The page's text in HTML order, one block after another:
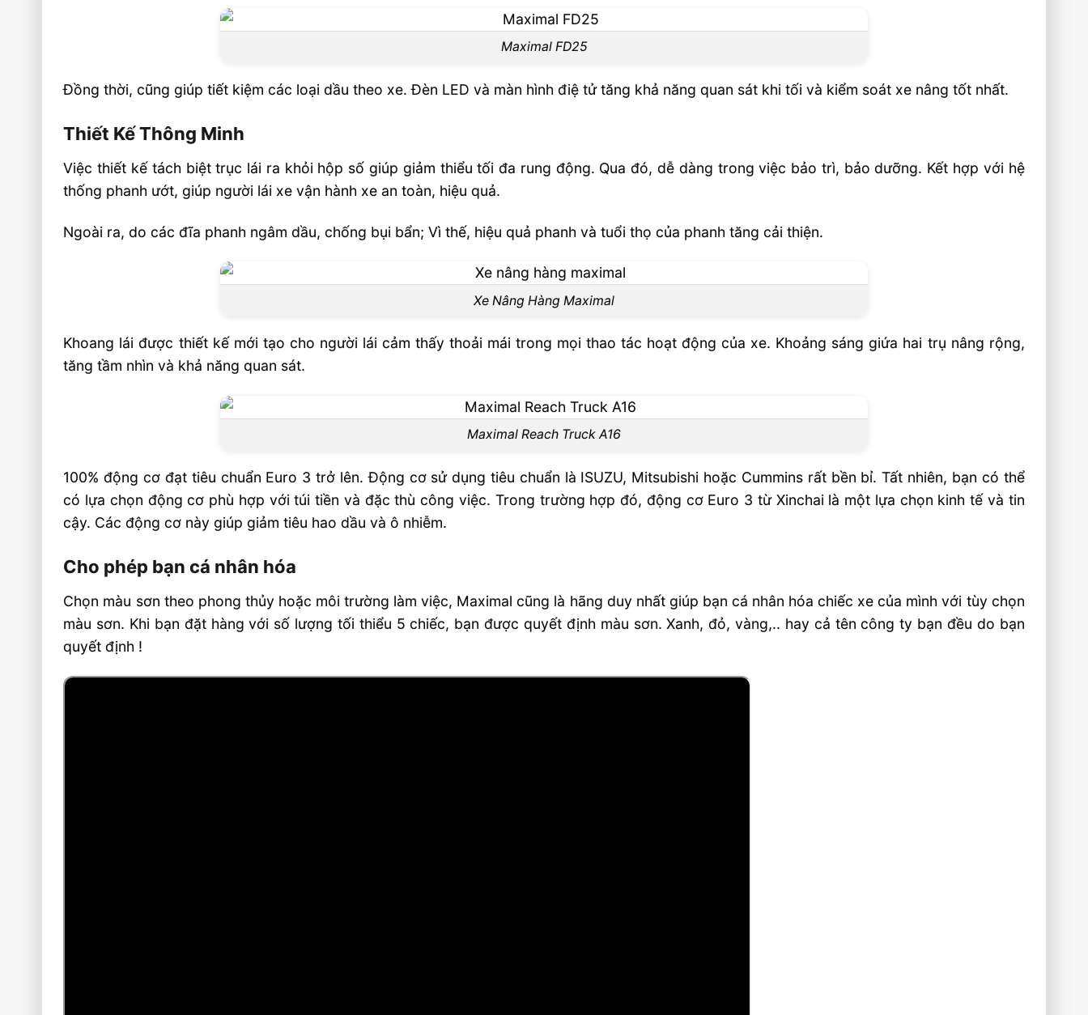
Maximal FD25
Đồng thời, cũng giúp tiết kiệm các loại dầu theo xe. Đèn LED và màn hình điệ tử tăng khả năng quan sát khi tối và kiểm soát xe nâng tốt nhất.
Thiết Kế Thông Minh
Việc thiết kế tách biệt trục lái ra khỏi hộp số giúp giảm thiểu tối đa rung động. Qua đó, dễ dàng trong việc bảo trì, bảo dưỡng. Kết hợp với hệ
thống phanh ướt, giúp người lái xe vận hành xe an toàn, hiệu quả.
Ngoài ra, do các đĩa phanh ngâm dầu, chống bụi bẩn; Vì thế, hiệu quả phanh và tuổi thọ của phanh tăng cải thiện.
Xe Nâng Hàng Maximal
Khoang lái được thiết kế mới tạo cho người lái cảm thấy thoải mái trong mọi thao tác hoạt động của xe. Khoảng sáng giứa hai trụ nâng rộng,
tăng tầm nhìn và khả năng quan sát.
Maximal Reach Truck A16
100% động cơ đạt tiêu chuẩn Euro 3 trở lên. Động cơ sử dụng tiêu chuẩn là ISUZU, Mitsubishi hoặc Cummins rất bền bỉ. Tất nhiên, bạn có thể
có lựa chọn động cơ phù hợp với túi tiền và đặc thù công việc. Trong trường hợp đó, động cơ Euro 3 từ Xinchai là một lựa chọn kinh tế và tin
cậy. Các động cơ này giúp giảm tiêu hao dầu và ô nhiễm.
Cho phép bạn cá nhân hóa
Chọn màu sơn theo phong thủy hoặc môi trường làm việc, Maximal cũng là hãng duy nhất giúp bạn cá nhân hóa chiếc xe của mình với tùy chọn
màu sơn. Khi bạn đặt hàng với số lượng tối thiểu 5 chiếc, bạn được quyết định màu sơn. Xanh, đỏ, vàng,.. hay cả tên công ty bạn đều do bạn
quyết định !